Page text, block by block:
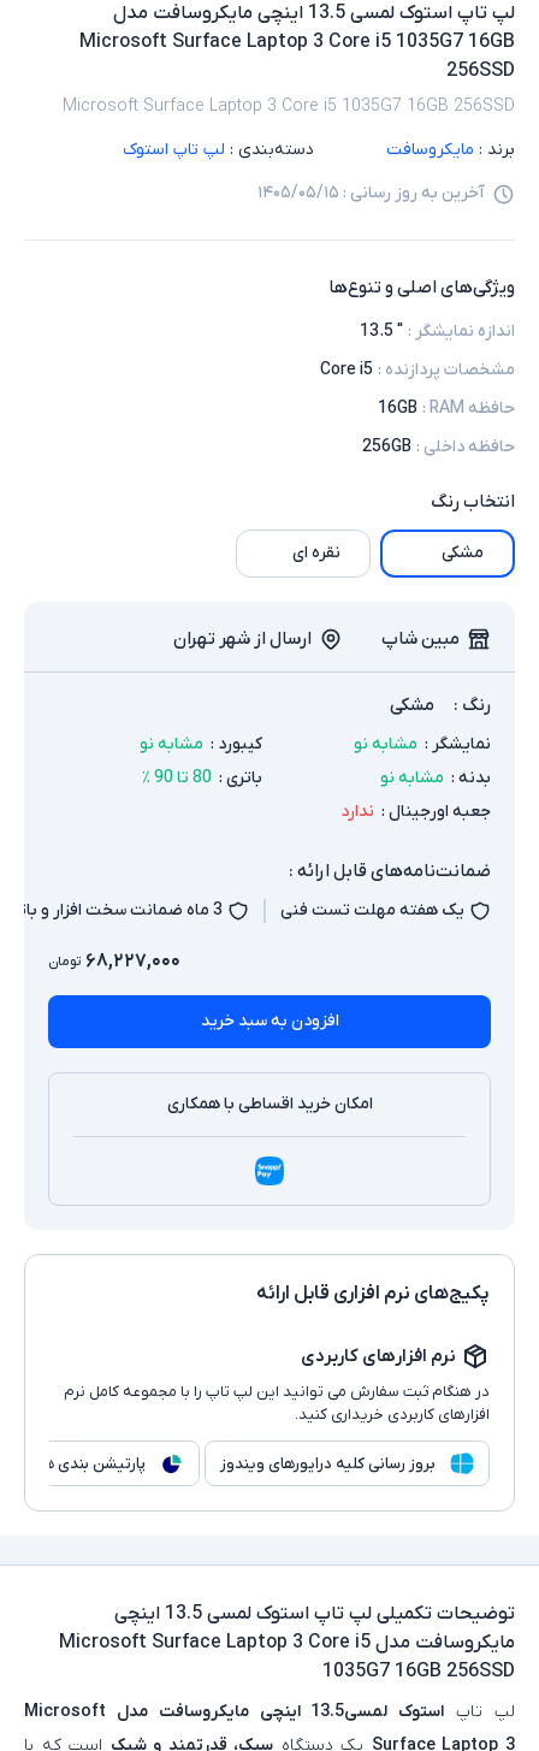
لپ تاپ استوک لمسی 13.5 اینچی مایکروسافت مدل
Microsoft Surface Laptop 3 Core i5 1035G7 16GB
256SSD
Microsoft Surface Laptop 3 Core i5 1035G7 16GB 256SSD
برند : مایکروسافت دسته‌بندی : لپ تاپ استوک
آخرین به روز رسانی : ۱۴۰۵/۰۵/۱۵
ویژگی‌های اصلی و تنوع‌ها
اندازه نمایشگر :
" 13.5
مشخصات پردازنده :
Core i5
حافظه RAM
:
16GB
حافظه داخلی :
256GB
انتخابرنگ
مشکی نقره ای
مبین شاپ ارسال از شهر تهران
رنگ : مشکی
نمایشگر : مشابه نو کیبورد : مشابه نو
بدنه : مشابه نو باتری : 80 تا 90 ٪
جعبه اورجینال : ندارد
ضمانت‌نامه‌های قابل ارائه :
یک هفته مهلت تست فنی 3 ماه ضمانت سخت افزار و باتری
۶۸,۲۲۷,۰۰۰ تومان
افزودن به سبد خرید
امکان خرید اقساطی با همکاری
پکیج‌های نرم افزاری قابل ارائه
نرم افزارهای کاربردی
در هنگام ثبت سفارش می توانید این لپ تاپ را با مجموعه کامل نرم
افزارهای کاربردی خریداری کنید.
بروز رسانی کلیه درایورهای ویندوز پارتیشن بندی هارد
توضیحات تکمیلی
لپ تاپ استوک لمسی 13.5 اینچی
مایکروسافت مدل Microsoft Surface Laptop 3 Core i5
1035G7 16GB 256SSD
لپ‌ تاپ
استوک لمسی13.5 اینچی مایکروسافت مدل Microsoft
Surface Laptop 3 یک دستگاه سبک، قدرتمند و شیک است که با